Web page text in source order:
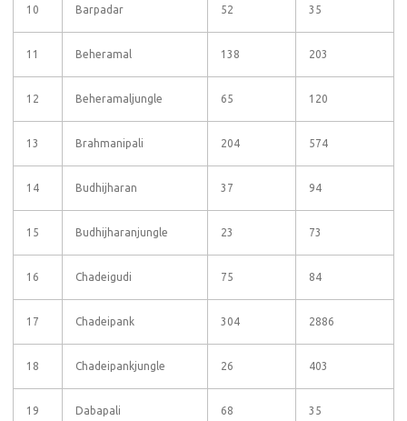
10 Barpadar 52 35
11 Beheramal 138 203
12 Beheramaljungle 65 120
13 Brahmanipali 204 574
14 Budhijharan 37 94
15 Budhijharanjungle 23 73
16 Chadeigudi 75 84
17 Chadeipank 304 2886
18 Chadeipankjungle 26 403
19 Dabapali 68 35